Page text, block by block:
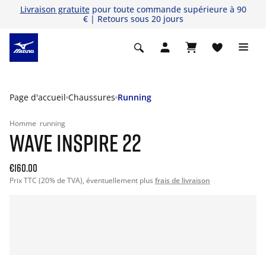
Livraison gratuitepour toute commande supérieure à 90
€ | Retours sous 20 jours
Page d'accueil Chaussures Running
Homme running
WAVE INSPIRE 22
€160.00
Prix TTC (20% de TVA), éventuellement plus frais de livraison